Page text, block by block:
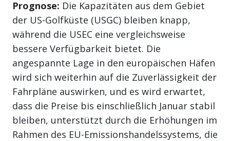
Prognose: Die Kapazitäten aus dem Gebiet
der US-Golfküste (USGC) bleiben knapp,
während die USEC eine vergleichsweise
bessere Verfügbarkeit bietet. Die
angespannte Lage in den europäischen Häfen
wird sich weiterhin auf die Zuverlässigkeit der
Fahrpläne auswirken, und es wird erwartet,
dass die Preise bis einschließlich Januar stabil
bleiben, unterstützt durch die Erhöhungen im
Rahmen des EU-Emissionshandelssystems, die